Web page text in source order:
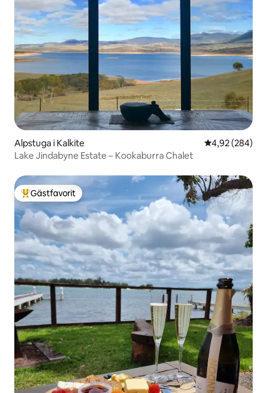
Alpstuga i Kalkite 4,92 av 5 i
4,92 (284)
Lake Jindabyne Estate – Kookaburra Chalet
Populär gästfavorit
Gästfavorit